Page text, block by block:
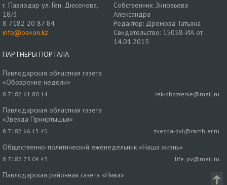
г. Павлодар ул. Ген. Дюсенова,
18/3
8 7182 20 87 84
info@pavon.kz
Собственник: Зиновьева
Александра
Редактор: Дрёмова Татьяна
Свидетельство: 15058-ИА от
14.01.2015
ПАРТНЕРЫ ПОРТАЛА
Павлодарская областная газета
«Обозрение недели»
8 7182 61 80 14 rek-obozrenie@mail.ru
Павлодарская областная газета
«Звезда Прииртышья»
8 7182 66 15 45 zvezda-pvl@rambler.ru
Общественно-политический еженедельник «Наша жизнь»
8 7182 73 04 43 life_pv@mail.ru
Павлодарская районная газета «Нива»